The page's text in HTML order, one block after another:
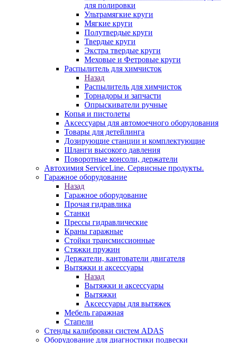
для полировки
Ультрамягкие круги
Мягкие круги
Полутвердые круги
Твердые круги
Экстра твердые круги
Меховые и Фетровые круги
Распылитель для химчисток
Назад
Распылитель для химчисток
Торнадоры и запчасти
Опрыскиватели ручные
Копья и пистолеты
Аксессуары для автомоечного оборудования
Товары для детейлинга
Дозирующие станции и комплектующие
Шланги высокого давления
Поворотные консоли, держатели
Автохимия ServiceLine. Сервисные продукты.
Гаражное оборудование
Назад
Гаражное оборудование
Прочая гидравлика
Станки
Прессы гидравлические
Краны гаражные
Стойки трансмиссионные
Стяжки пружин
Держатели, кантователи двигателя
Вытяжки и аксессуары
Назад
Вытяжки и аксессуары
Вытяжки
Аксессуары для вытяжек
Мебель гаражная
Стапели
Стенды калибровки систем ADAS
Оборудование для диагностики подвески